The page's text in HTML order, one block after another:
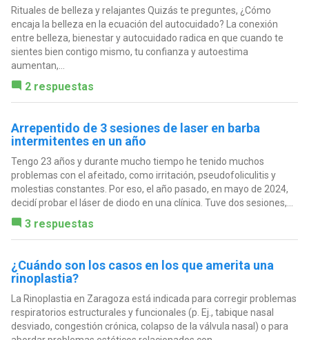
Rituales de belleza y relajantes Quizás te preguntes, ¿Cómo
encaja la belleza en la ecuación del autocuidado? La conexión
entre belleza, bienestar y autocuidado radica en que cuando te
sientes bien contigo mismo, tu confianza y autoestima
aumentan,...
2 respuestas
Arrepentido de 3 sesiones de laser en barba
intermitentes en un año
Tengo 23 años y durante mucho tiempo he tenido muchos
problemas con el afeitado, como irritación, pseudofoliculitis y
molestias constantes. Por eso, el año pasado, en mayo de 2024,
decidí probar el láser de diodo en una clínica. Tuve dos sesiones,...
3 respuestas
¿Cuándo son los casos en los que amerita una
rinoplastia?
La Rinoplastia en Zaragoza está indicada para corregir problemas
respiratorios estructurales y funcionales (p. Ej., tabique nasal
desviado, congestión crónica, colapso de la válvula nasal) o para